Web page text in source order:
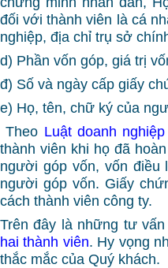
đối với thành viên là cá
nghiệp, địa chỉ trụ sở
d) Phần vốn góp, giá trị
đ) Số và ngày cấp giấy
e) Họ, tên, chữ ký của
Theo Luật doanh
thành viên khi họ đã
người góp vốn, vốn điều
người góp vốn. Giấy
cách thành viên công ty.
Trên đây là những tư
hai thành viên. Hy vọng
thắc mắc của Quý khách.